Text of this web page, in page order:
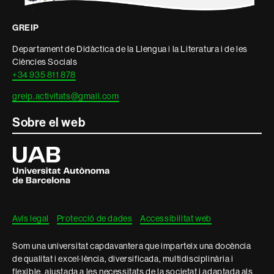
GREIP
Departament de Didàctica de la Llengua i la Literatura i de les
Ciències Socials
+34 935 811 878
greip.activitats@gmail.com
Sobre el web
Universitat
Autònoma
de
Barcelona
Avís legal Protecció de dades Accessibilitat web
Som una universitat capdavantera que imparteix una docència
de qualitat i excel·lència, diversificada, multidisciplinària i
flexible, ajustada a les necessitats de la societat i adaptada als